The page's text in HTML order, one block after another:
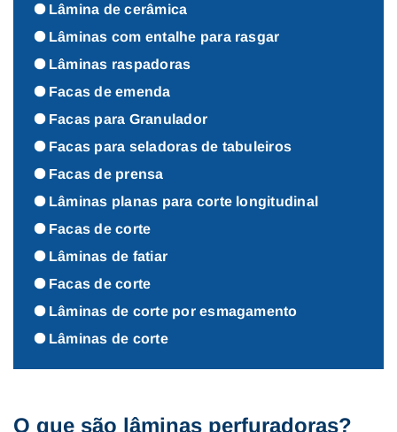
Lâmina de cerâmica
Lâminas com entalhe para rasgar
Lâminas raspadoras
Facas de emenda
Facas para Granulador
Facas para seladoras de tabuleiros
Facas de prensa
Lâminas planas para corte longitudinal
Facas de corte
Lâminas de fatiar
Facas de corte
Lâminas de corte por esmagamento
Lâminas de corte
O que são lâminas perfuradoras?